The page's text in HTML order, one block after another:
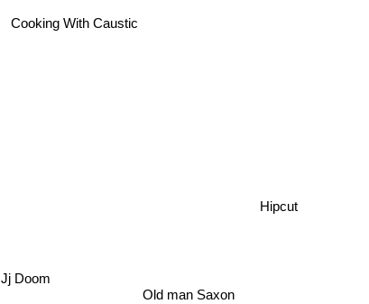
Jj Doom
Cooking With Caustic
Old man Saxon
Hipcut